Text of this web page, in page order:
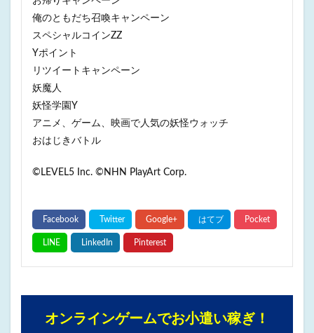
俺のともだち召喚キャンペーン
スペシャルコインZZ
Yポイント
リツイートキャンペーン
妖魔人
妖怪学園Y
アニメ、ゲーム、映画で人気の妖怪ウォッチ
おはじきバトル
©LEVEL5 Inc. ©NHN PlayArt Corp.
オンラインゲームでお小遣い稼ぎ！